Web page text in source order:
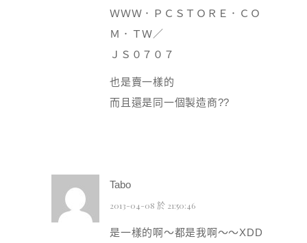
ＷＷＷ．ＰＣＳＴＯＲＥ．ＣＯ
Ｍ．ＴＷ／
ＪＳ０７０７
也是賣一樣的
而且還是同一個製造商??
Tabo
2013-04-08 於 21:50:46
是一樣的啊～都是我啊～～XDD